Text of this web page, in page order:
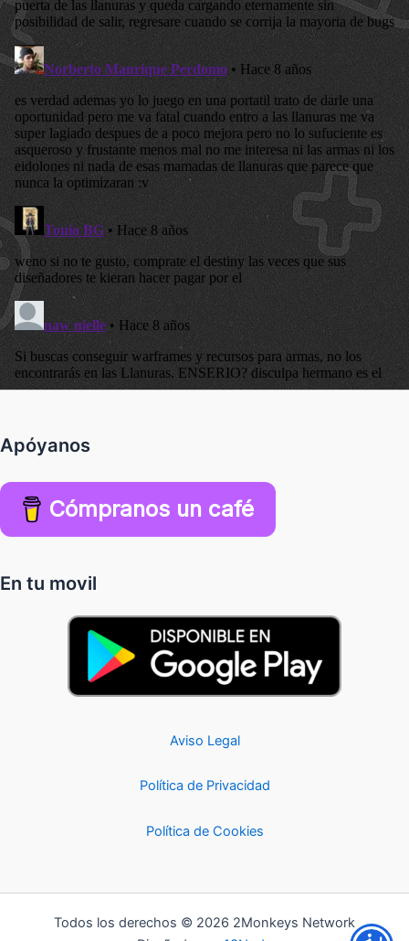
Apóyanos
Cómpranos un café
En tu movil
Aviso Legal
Política de Privacidad
Política de Cookies
Todos los derechos © 2026 2Monkeys Network